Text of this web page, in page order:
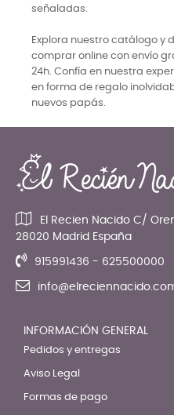
señaladas.
Explora nuestro catálogo y
comprar online con envío
24h. Confía en nuestra
en forma de regalo
nuevos papás.
El Recien Nacido C/
28020 Madrid España
915991436 - 625500000
INFORMACIÓN GENERAL
Pedidos y entregas
Aviso Legal
Formas de pago